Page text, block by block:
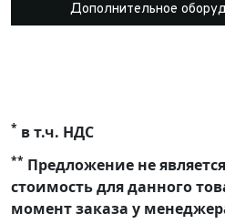
Дополнительное
* в т.ч. НДС
** Предложение не
стоимость для данного
момент заказа у